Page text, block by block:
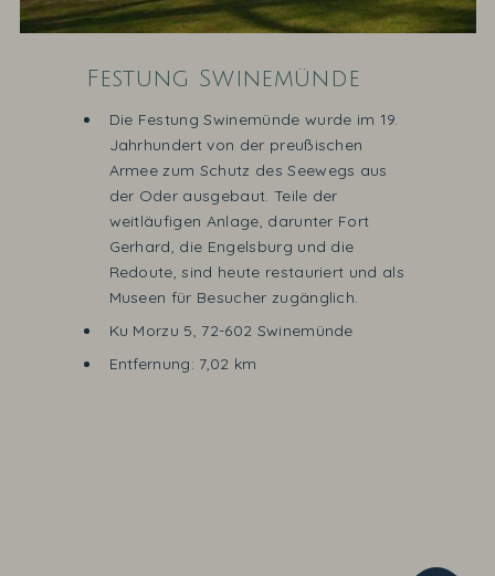
Festung Swinemünde
Die Festung Swinemünde wurde im 19.
Jahrhundert von der preußischen
Armee zum Schutz des Seewegs aus
der Oder ausgebaut. Teile der
weitläufigen Anlage, darunter Fort
Gerhard, die Engelsburg und die
Redoute, sind heute restauriert und als
Museen für Besucher zugänglich.
Ku Morzu 5, 72-602 Swinemünde
Entfernung: 7,02 km